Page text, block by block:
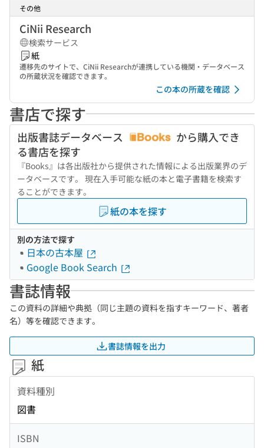
その他
CiNii Research
検索サービス
紙
遷移先のサイトで、CiNii Researchが連携している機関・データベース
の所蔵状況を確認できます。
この本の所蔵を確認
書店で探す
出版書誌データベース
から購入でき
る書店を探す
『Books』は各出版社から提供された情報による出版業界のデ
ータベースです。 現在入手可能な紙の本と電子書籍を検索す
ることができます。
紙の本を探す
別の方法で探す
日本の古本屋
Google Book Search
書誌情報
この資料の詳細や典拠（同じ主題の資料を指すキーワード、著者
名）等を確認できます。
書誌情報を出力
紙
資料種別
図書
ISBN